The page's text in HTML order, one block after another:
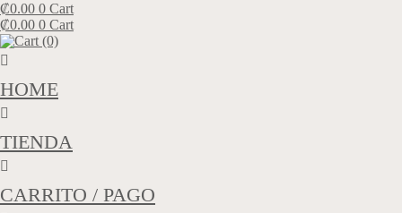
₡0.00 0 Cart
₡0.00 0 Cart
Cart (0)
HOME
TIENDA
CARRITO / PAGO